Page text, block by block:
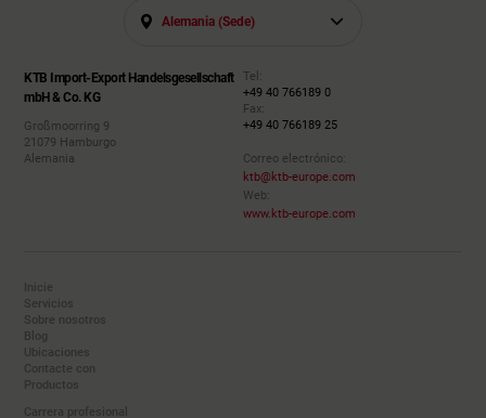
Alemania (sede)
KTB Import-Export Handelsgesellschaft
mbH & Co. KG
Großmoorring 9
21079 Hamburgo
Alemania
Tel:
+49 40 766189 0
Fax:
+49 40 766189 25
Correo electrónico:
ktb@ktb-europe.com
Web:
www.ktb-europe.com
Inicie
Servicios
Sobre nosotros
Blog
Ubicaciones
Contacte con
Productos
Carrera profesional